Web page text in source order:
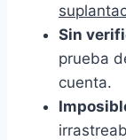
Sin
prueba
cuenta.